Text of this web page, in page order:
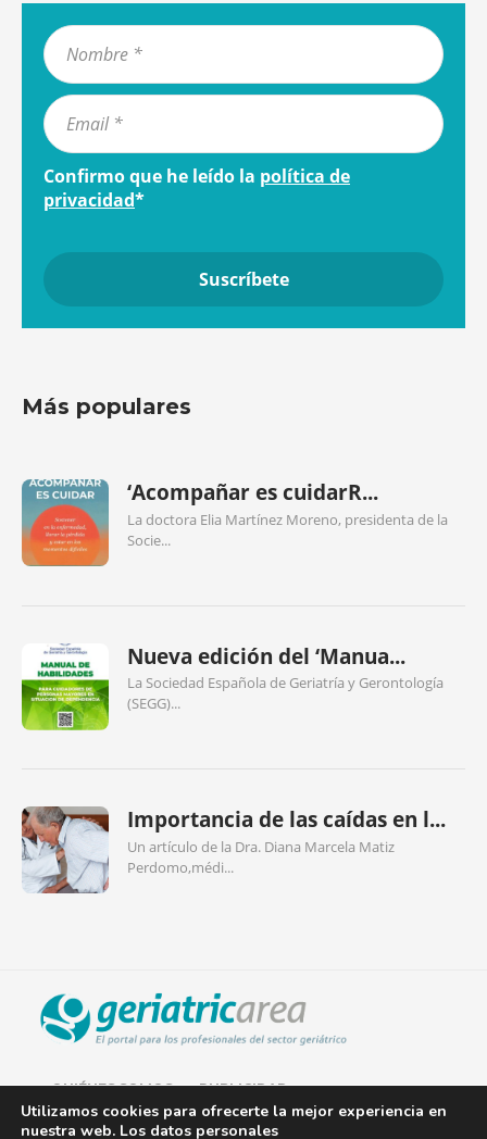
Confirmo que he leído la política de
privacidad*
Más populares
‘Acompañar es cuidarR...
La doctora Elia Martínez Moreno, presidenta de la
Socie...
Nueva edición del ‘Manua...
La Sociedad Española de Geriatría y Gerontología
(SEGG)...
Importancia de las caídas en l...
Un artículo de la Dra. Diana Marcela Matiz
Perdomo,médi...
QUIÉNES SOMOS PUBLICIDAD
AVISO LEGAL
Utilizamos cookies para ofrecerte la mejor experiencia en
nuestra web. Los datos personales